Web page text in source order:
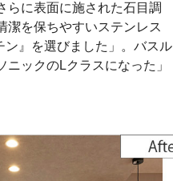
らに表面に施された石目調
潔を保ちやすいステンレス
』を選びました」。バスル
ックのLクラスになった」